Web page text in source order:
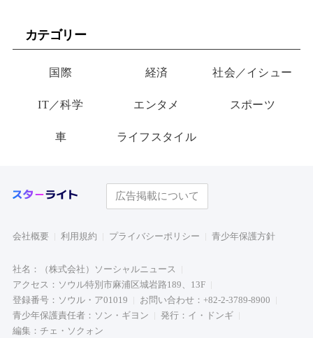
カテゴリー
国際 経済 社会／イシュー
IT／科学 エンタメ スポーツ
車 ライフスタイル
広告掲載について
会社概要 利用規約 プライバシーポリシー 青少年保護方針
社名：（株式会社）ソーシャルニュース
アクセス：ソウル特別市麻浦区城岩路189、13F
登録番号：ソウル・ア01019
お問い合わせ：+82-2-3789-8900
青少年保護責任者：ソン・ギヨン
発行：イ・ドンギ
編集：チェ・ソクォン